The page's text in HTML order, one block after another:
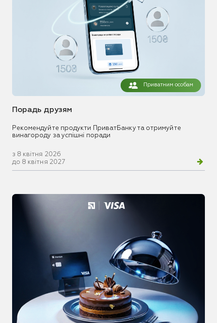
Приватним особам
Порадь друзям
Рекомендуйте продукти ПриватБанку та отримуйте
винагороду за успішні поради
з 8 квітня 2026
до 8 квітня 2027